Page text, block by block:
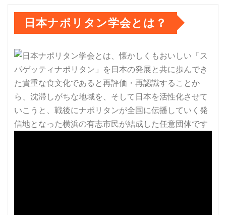
日本ナポリタン学会とは？